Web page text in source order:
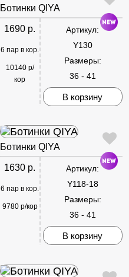
Ботинки QIYA
1690 р.
6 пар в кор.
10140 р/
кор
Артикул:
Y130
Размеры:
36 - 41
В корзину
Ботинки QIYA
1630 р.
6 пар в кор.
9780 р/кор
Артикул:
Y118-18
Размеры:
36 - 41
В корзину